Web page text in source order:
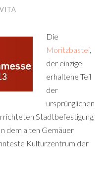
Die
Moritzbastei,
der einzige
erhaltene Teil
der
ursprünglichen
Stadtbefestigung,
dem alten Gemäuer
Kulturzentrum der